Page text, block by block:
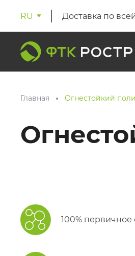
RU Доставка по
Главная Огнестойкий
100% первичное